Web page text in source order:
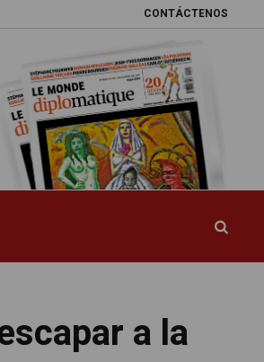
CONTÁCTENOS
La esquiva reforma del
a la